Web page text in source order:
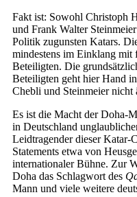
Fakt ist: Sowohl Christoph
und Frank Walter
Politik zugunsten Katars.
mindestens im Einklang mit
Beteiligten. Die
Beteiligten geht hier Hand
Chebli und Steinmeier nicht
Es ist die Macht der Doha-
in Deutschland
Leidtragender dieser Katar-
Statements etwa von
internationaler Bühne. Zur
Doha das Schlagwort des
Mann und viele weitere